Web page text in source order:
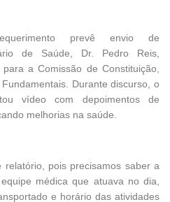
prevê envio de
de Saúde, Dr. Pedro Reis,
a Comissão de Constituição,
Durante discurso, o
vídeo com depoimentos de
melhorias na saúde.
relatório, pois precisamos saber a
médica que atuava no dia,
e horário das atividades